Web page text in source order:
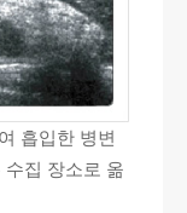
흡입한 병변
집 장소로 옮